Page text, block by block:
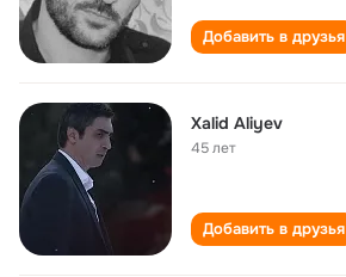
Добавить в друзья
Xalid Aliyev
45 лет
Добавить в друзья